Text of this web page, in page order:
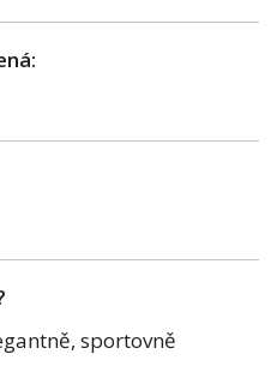
sportovně